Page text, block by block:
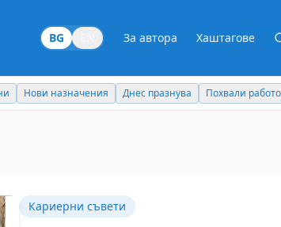
BG За автора Хаштагове
Нови назначения Днес празнува Похвали
Кариерни съвети